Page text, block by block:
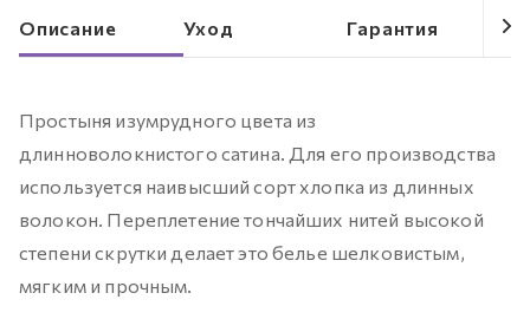
Описание Уход Гарантия
Простыня изумрудного цвета из
длинноволокнистого сатина. Для его производства
используется наивысший сорт хлопка из длинных
волокон. Переплетение тончайших нитей высокой
степени скрутки делает это белье шелковистым,
мягким и прочным.